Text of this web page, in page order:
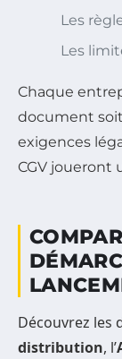
Les
Les
Chaque
document
exigences
CGV joueront
Découvrez les
distribution, l’